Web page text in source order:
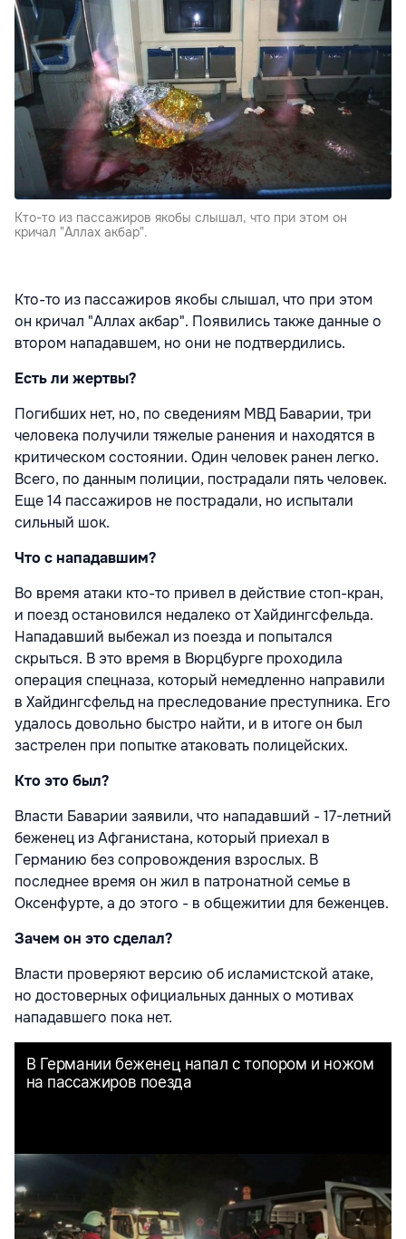
Кто-то из пассажиров якобы слышал, что при этом он
кричал "Аллах акбар".
Кто-то из пассажиров якобы слышал, что при этом
он кричал "Аллах акбар". Появились также данные о
втором нападавшем, но они не подтвердились.
Есть ли жертвы?
Погибших нет, но, по сведениям МВД Баварии, три
человека получили тяжелые ранения и находятся в
критическом состоянии. Один человек ранен легко.
Всего, по данным полиции, пострадали пять человек.
Еще 14 пассажиров не пострадали, но испытали
сильный шок.
Что с нападавшим?
Во время атаки кто-то привел в действие стоп-кран,
и поезд остановился недалеко от Хайдингсфельда.
Нападавший выбежал из поезда и попытался
скрыться. В это время в Вюрцбурге проходила
операция спецназа, который немедленно направили
в Хайдингсфельд на преследование преступника. Его
удалось довольно быстро найти, и в итоге он был
застрелен при попытке атаковать полицейских.
Кто это был?
Власти Баварии заявили, что нападавший - 17-летний
беженец из Афганистана, который приехал в
Германию без сопровождения взрослых. В
последнее время он жил в патронатной семье в
Оксенфурте, а до этого - в общежитии для беженцев.
Зачем он это сделал?
Власти проверяют версию об исламистской атаке,
но достоверных официальных данных о мотивах
нападавшего пока нет.